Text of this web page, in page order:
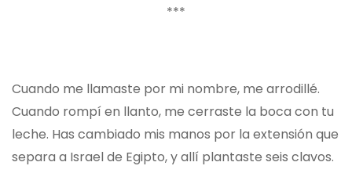
***
Cuando me llamaste por mi nombre, me arrodillé.
Cuando rompí en llanto, me cerraste la boca con tu
leche. Has cambiado mis manos por la extensión que
separa a Israel de Egipto, y allí plantaste seis clavos.